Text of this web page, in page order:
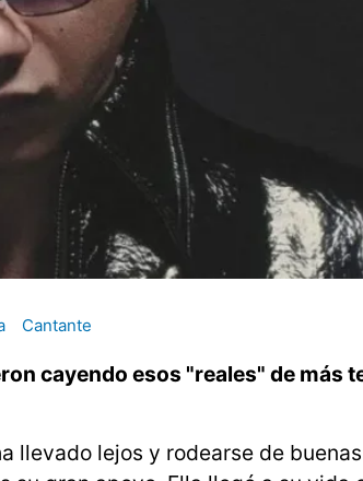
Cantante
cayendo esos "reales" de más
llevado lejos y rodearse de